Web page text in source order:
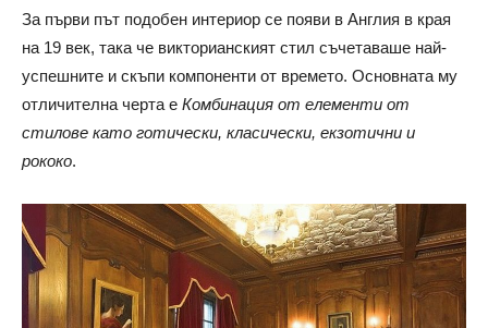
За първи път подобен интериор се появи в Англия в края
на 19 век, така че викторианският стил съчетаваше най-
успешните и скъпи компоненти от времето. Основната му
отличителна черта е Комбинация от елементи от
стилове като готически, класически, екзотични и
рококо.